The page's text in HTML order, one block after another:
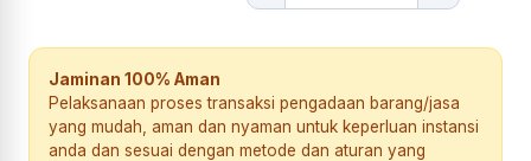
Jaminan 100% Aman
Pelaksanaan proses transaksi pengadaan barang/jasa
yang mudah, aman dan nyaman untuk keperluan instansi
anda dan sesuai dengan metode dan aturan yang